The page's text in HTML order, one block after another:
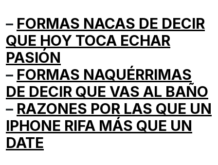
– FORMAS NACAS DE DECIR
QUE HOY TOCA ECHAR
PASIÓN
– FORMAS NAQUÉRRIMAS
DE DECIR QUE VAS AL BAÑO
– RAZONES POR LAS QUE UN
IPHONE RIFA MÁS QUE UN
DATE